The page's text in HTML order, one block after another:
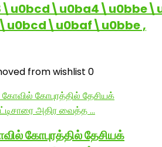
,
from wishlist 0
கோபுரத்தில் தேசியக்